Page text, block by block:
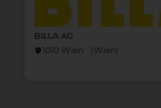
BILLA AG
location_on1010 Wien (Wien)